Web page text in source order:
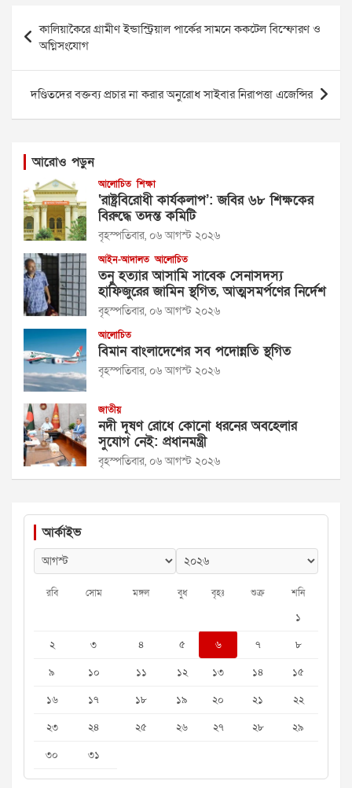
navigation
কালিয়াকৈরে গ্রামীণ ইন্ডাস্ট্রিয়াল পার্কের সামনে ককটেল বিস্ফোরণ ও
অগ্নিসংযোগ
দণ্ডিতদের বক্তব্য প্রচার না করার অনুরোধ সাইবার নিরাপত্তা এজেন্সির
আরোও পড়ুন
আলোচিত শিক্ষা
‘রাষ্ট্রবিরোধী কার্যকলাপ’: জবির ৬৮ শিক্ষকের
বিরুদ্ধে তদন্ত কমিটি
বৃহস্পতিবার, ০৬ আগস্ট ২০২৬
আইন-আদালত আলোচিত
তনু হত্যার আসামি সাবেক সেনাসদস্য
হাফিজুরের জামিন স্থগিত, আত্মসমর্পণের নির্দেশ
বৃহস্পতিবার, ০৬ আগস্ট ২০২৬
আলোচিত
বিমান বাংলাদেশের সব পদোন্নতি স্থগিত
বৃহস্পতিবার, ০৬ আগস্ট ২০২৬
জাতীয়
নদী দূষণ রোধে কোনো ধরনের অবহেলার
সুযোগ নেই: প্রধানমন্ত্রী
বৃহস্পতিবার, ০৬ আগস্ট ২০২৬
আর্কাইভ
রবি সোম মঙ্গল বুধ বৃহঃ শুক্র শনি
১
২
৩ ৪ ৫ ৬ ৭
৮
৯
১০ ১১ ১২ ১৩ ১৪
১৫
১৬
১৭ ১৮ ১৯ ২০ ২১
২২
২৩
২৪ ২৫ ২৬ ২৭ ২৮
২৯
৩০
৩১